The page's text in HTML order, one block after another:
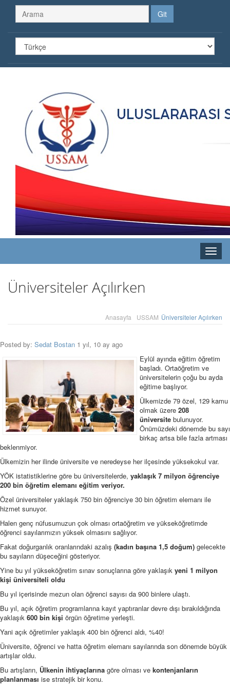
Toggle
Üniversiteler Açılırken
Anasayfa USSAM Üniversiteler Açılırken
Posted by: Sedat Bostan 1 yıl, 10 ay ago
Eylül ayında eğitim öğretim
başladı. Ortaöğretim ve
üniversitelerin çoğu bu ayda
eğitime başlıyor.
Ülkemizde 79 özel, 129 kamu
olmak üzere 208
üniversite bulunuyor.
Önümüzdeki dönemde bu sayı
birkaç artsa bile fazla artması
beklenmiyor.
Ülkemizin her ilinde üniversite ve neredeyse her ilçesinde yüksekokul var.
YÖK istatistiklerine göre bu üniversitelerde, yaklaşık 7 milyon öğrenciye
200 bin öğretim elemanı eğitim veriyor.
Özel üniversiteler yaklaşık 750 bin öğrenciye 30 bin öğretim elemanı ile
hizmet sunuyor.
Halen genç nüfusumuzun çok olması ortaöğretim ve yükseköğretimde
öğrenci sayılarımızın yüksek olmasını sağlıyor.
Fakat doğurganlık oranlarındaki azalış (kadın başına 1,5 doğum) gelecekte
bu sayıların düşeceğini gösteriyor.
Yine bu yıl yükseköğretim sınav sonuçlarına göre yaklaşık yeni 1 milyon
kişi üniversiteli oldu
Bu yıl içerisinde mezun olan öğrenci sayısı da 900 binlere ulaştı.
Bu yıl, açık öğretim programlarına kayıt yaptıranlar devre dışı bırakıldığında
yaklaşık 600 bin kişi örgün öğretime yerleşti.
Yani açık öğretimler yaklaşık 400 bin öğrenci aldı, %40!
Üniversite, öğrenci ve hatta öğretim elemanı sayılarında son dönemde büyük
artışlar oldu.
Bu artışların, Ülkenin ihtiyaçlarına göre olması ve kontenjanların
planlanması ise stratejik bir konu.